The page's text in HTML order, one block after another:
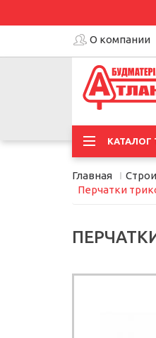
О компании
КАТАЛОГ
Главная
Перчатки